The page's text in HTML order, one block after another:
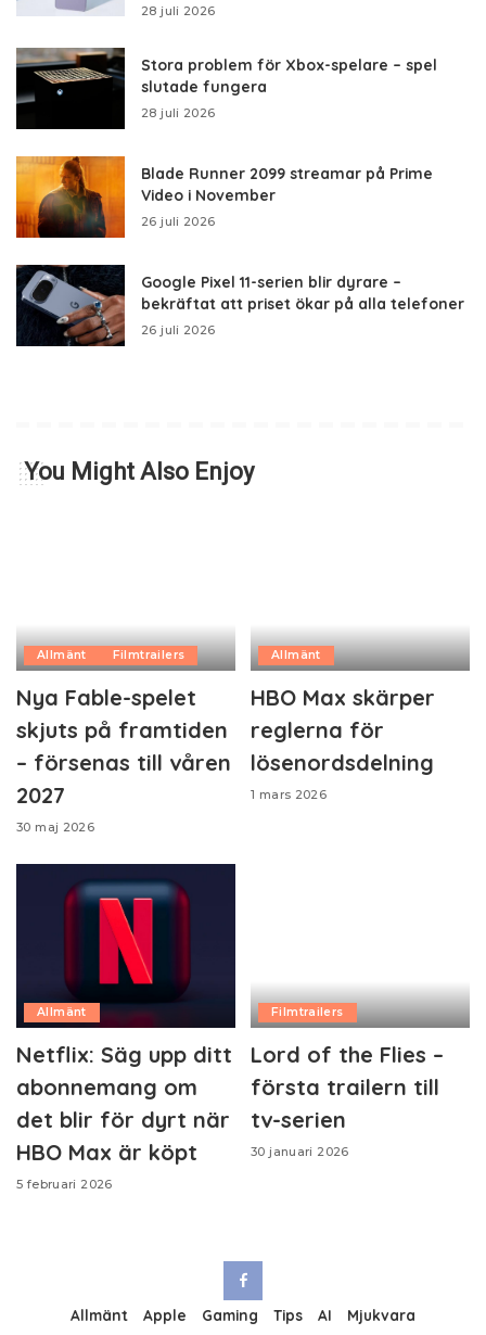
28 juli 2026
Stora problem för Xbox-spelare – spel
slutade fungera
28 juli 2026
Blade Runner 2099 streamar på Prime
Video i November
26 juli 2026
Google Pixel 11-serien blir dyrare –
bekräftat att priset ökar på alla telefoner
26 juli 2026
You Might Also Enjoy
Allmänt Filmtrailers
Nya Fable-spelet
skjuts på framtiden
– försenas till våren
2027
30 maj 2026
Allmänt
HBO Max skärper
reglerna för
lösenordsdelning
1 mars 2026
Allmänt
Netflix: Säg upp ditt
abonnemang om
det blir för dyrt när
HBO Max är köpt
5 februari 2026
Filmtrailers
Lord of the Flies –
första trailern till
tv-serien
30 januari 2026
Allmänt Apple Gaming Tips AI Mjukvara